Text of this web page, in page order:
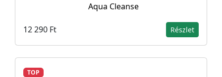
Aqua Cleanse
12 290 Ft Részlet
TOP